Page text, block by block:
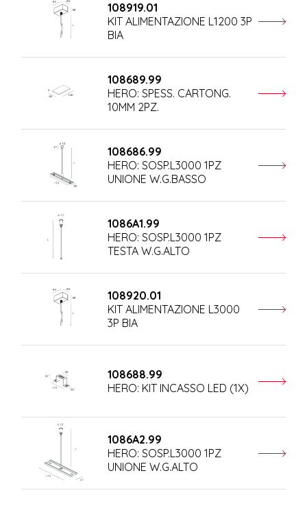
108919.01
KIT ALIMENTAZIONE L1200 3P
BIA
108689.99
HERO: SPESS. CARTONG.
10MM 2PZ.
108686.99
HERO: SOSP.L3000 1PZ
UNIONE W.G.BASSO
1086A1.99
HERO: SOSP.L3000 1PZ
TESTA W.G.ALTO
108920.01
KIT ALIMENTAZIONE L3000
3P BIA
108688.99
HERO: KIT INCASSO LED (1X)
1086A2.99
HERO: SOSP.L3000 1PZ
UNIONE W.G.ALTO